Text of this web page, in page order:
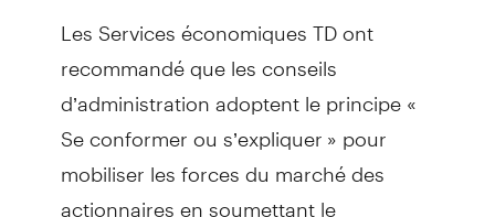
Les Services économiques TD ont
recommandé que les conseils
d’administration adoptent le principe «
Se conformer ou s’expliquer » pour
mobiliser les forces du marché des
actionnaires en soumettant le